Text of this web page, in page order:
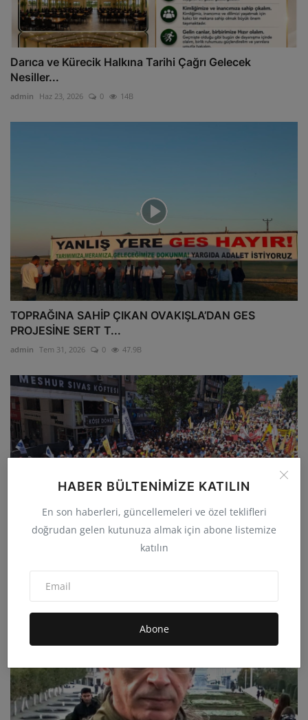
HABER BÜLTENIMIZE KATILIN
En son haberleri, güncellemeleri ve özel teklifleri
doğrudan gelen kutunuza almak için abone listemize
katılın
Abone
Darıca ve Kürecik Halkına Tarihi Çağrı Gelecek
Nesiller...
admin Haz 23, 2026 0 14B
TOPRAĞINA SAHİP ÇIKAN OVAKIŞLA’DAN GES
PROJESİNE SERT T...
admin Tem 31, 2026 0 47.9B
33 YILDIR DİNMİYEN ACI… KÜRECİKLİLER HALK
İNİSİYATİFİ 3...
admin Tem 2, 2026 0 47B